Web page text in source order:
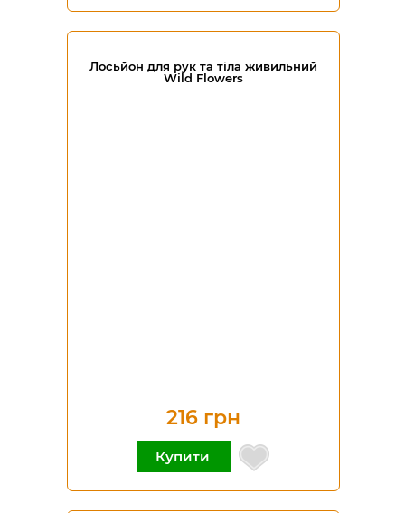
Лосьйон для рук та тіла живильний
Wild Flowers
216 грн
Купити